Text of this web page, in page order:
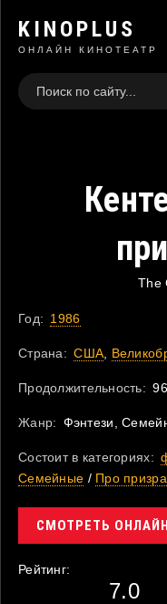
KINOPLUS
ОНЛАЙН КИНОТЕАТР
The
Год: 1986
Страна: США
Продолжительность:
Жанр: Фэнтези,
Состоит в категориях:
Семейные / Про
СМОТРЕТЬ ОНЛАЙН
Рейтинг:
7.0